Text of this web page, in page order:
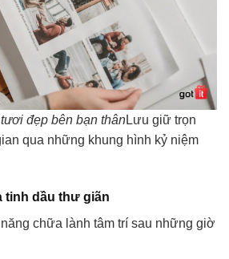
đẹp bên bạn thânLưu giữ trọn
qua những khung hình kỷ niệm
tinh dầu thư giãn
chữa lành tâm trí sau những giờ